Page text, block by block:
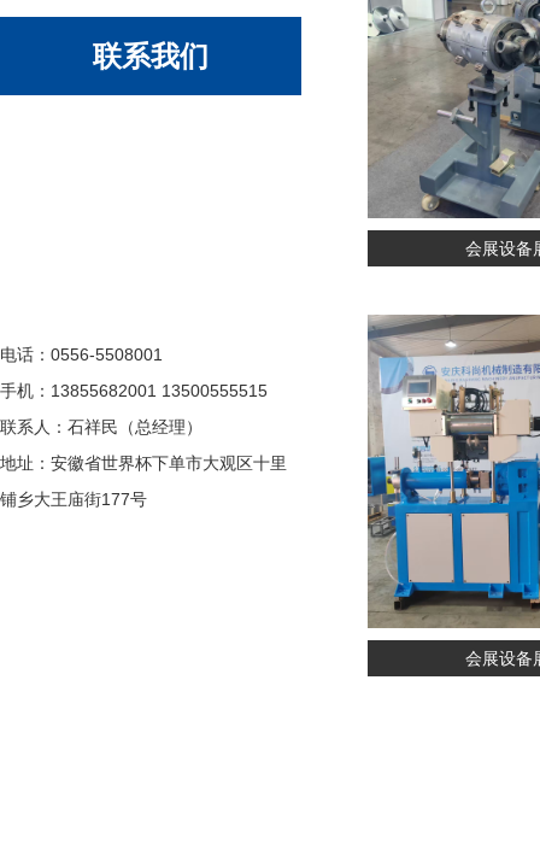
联系我们
电话：0556-5508001
手机：13855682001 13500555515
联系人：石祥民（总经理）
地址：安徽省世界杯下单市大观区十里
铺乡大王庙街177号
会展设备
会展设备